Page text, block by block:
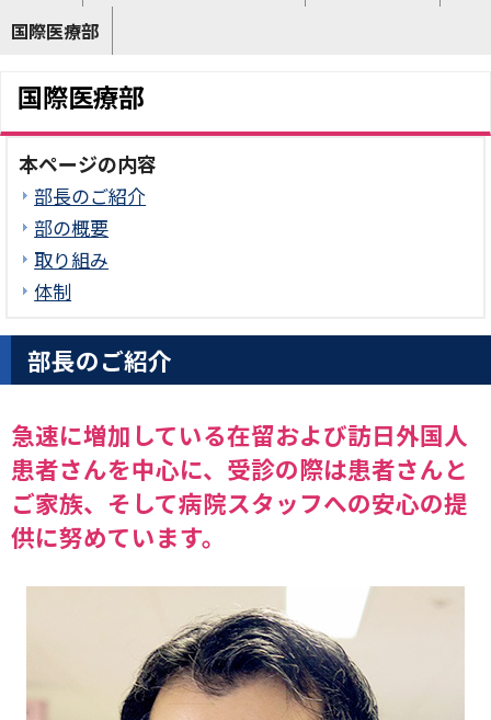
国際医療部
国際医療部
本ページの内容
部長のご紹介
部の概要
取り組み
体制
部長のご紹介
急速に増加している在留および訪日外国人
患者さんを中心に、受診の際は患者さんと
ご家族、そして病院スタッフへの安心の提
供に努めています。